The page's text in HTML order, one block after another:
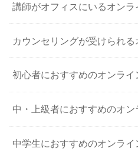
講師がオフィスにいるオンラ
カウンセリングが受けられ
初心者におすすめのオンライ
中・上級者におすすめのオ
中学生におすすめのオンライ